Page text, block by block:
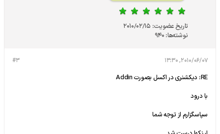
تاریخ عضویت: 2010/02/15
نوشته‌ها: 940
#3 2010/06/07, 13:30
RE: دیکشنری در اکسل بصورت Addin
با درود
سپاسگزارم از توجه شما